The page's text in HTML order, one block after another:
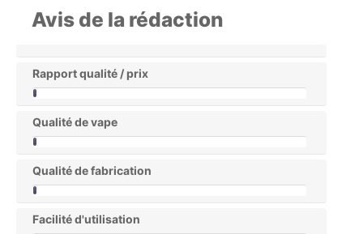
Avis de la rédaction
Rapport qualité / prix
Qualité de vape
Qualité de fabrication
Facilité d'utilisation